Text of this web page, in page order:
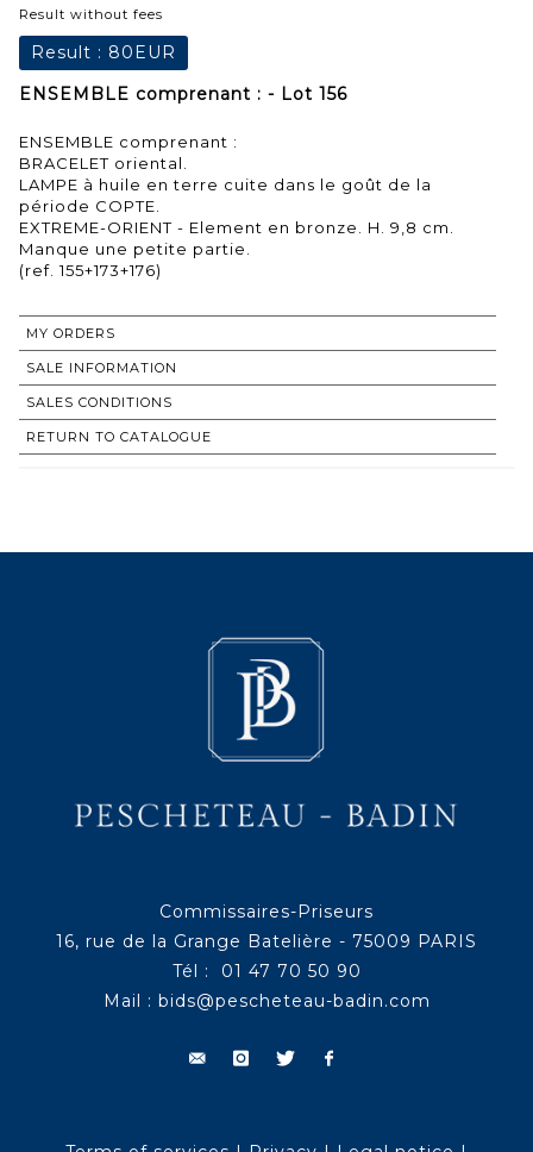
Result without fees
Result : 80EUR
ENSEMBLE comprenant : - Lot 156
ENSEMBLE comprenant :
BRACELET oriental.
LAMPE à huile en terre cuite dans le goût de la
période COPTE.
EXTREME-ORIENT - Element en bronze. H. 9,8 cm.
Manque une petite partie.
(ref. 155+173+176)
MY ORDERS
SALE INFORMATION
SALES CONDITIONS
RETURN TO CATALOGUE
Commissaires-Priseurs
16, rue de la Grange Batelière - 75009 PARIS
Tél : 01 47 70 50 90
Mail : bids@pescheteau-badin.com